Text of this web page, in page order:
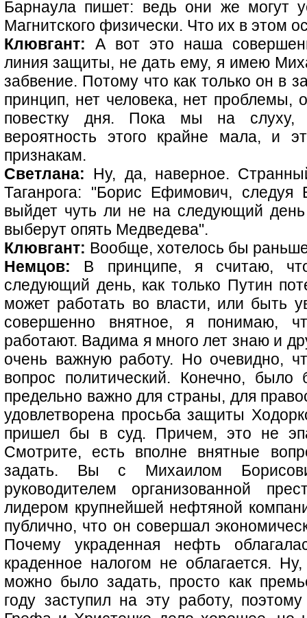
Барнаула пишет: ведь они же могут
Магнитского физически. Что их в этом
Клювгант: А вот это наша
линия защиты, не дать ему, я имею
забвение. Потому что как только он в
принцип, нет человека, нет проблемы,
повестку дня. Пока мы на слуху,
вероятность этого крайне мала, и
признакам.
Светлана: Ну, да, наверное.
Таганрога: "Борис Ефимович, следуя
выйдет чуть ли не на следующий
выберут опять Медведева".
Клювгант: Вообще, хотелось бы
Немцов: В принципе, я считаю,
следующий день, как только Путин
может работать во власти, или быть
совершенно внятное, я понимаю,
работают. Вадима я много лет знаю и
очень важную работу. Но очевидно,
вопрос политический. Конечно,
предельно важно для страны, для
удовлетворена просьба защиты
пришел бы в суд. Причем, это не
Смотрите, есть вполне внятные
задать. Вы с Михаилом
руководителем организованной
лидером крупнейшей нефтяной
публично, что он совершал
Почему украденная нефть
краденное налогом не облагается.
можно было задать, просто как
году заступил на эту работу,